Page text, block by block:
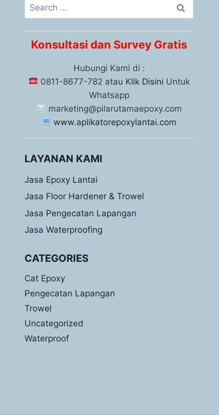
Konsultasi dan Survey Gratis
Hubungi Kami di :
0811-8677-782 atau Klik Disini Untuk
Whatsapp
marketing@pilarutamaepoxy.com
www.aplikatorepoxylantai.com
LAYANAN KAMI
Jasa Epoxy Lantai
Jasa Floor Hardener & Trowel
Jasa Pengecatan Lapangan
Jasa Waterproofing
CATEGORIES
Cat Epoxy
Pengecatan Lapangan
Trowel
Uncategorized
Waterproof